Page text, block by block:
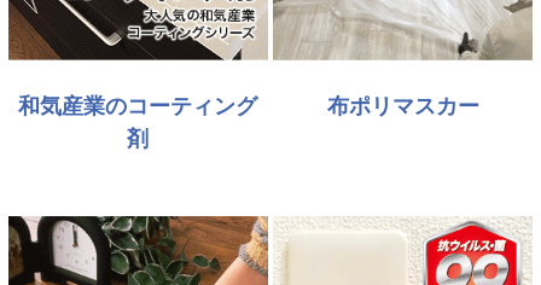
和気産業のコーティング
剤
布ポリマスカー